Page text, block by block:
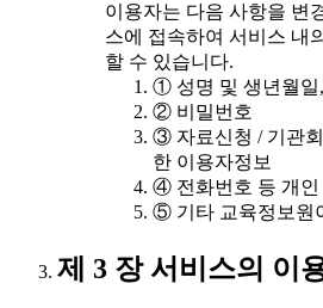
이용자는 다음 사항을 변
스에 접속하여 서비스 내
할 수 있습니다.
① 성명 및 생년월일
② 비밀번호
③ 자료신청 / 기관
한 이용자정보
④ 전화번호 등 개인
⑤ 기타 교육정보원
제 3 장 서비스의 이